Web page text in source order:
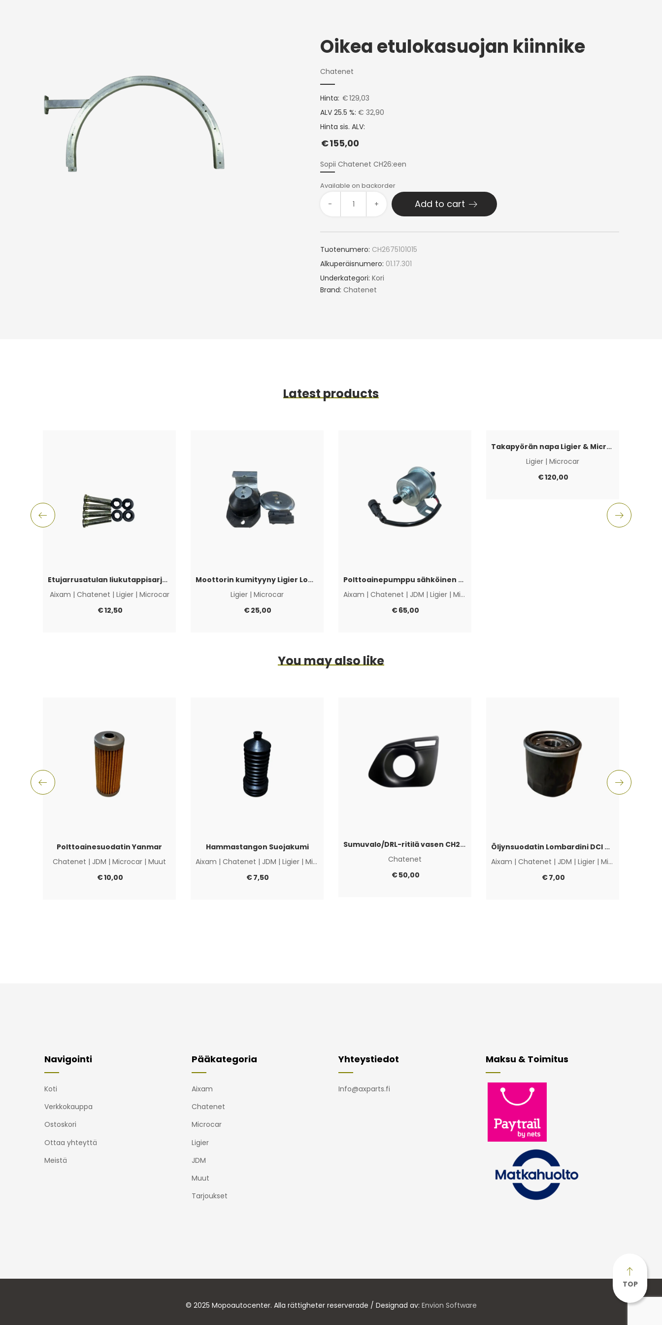
Oikea etulokasuojan kiinnike
Chatenet
Hinta: €129,03
ALV 25.5 %: € 32,90
Hinta sis. ALV:
€155,00
Sopii Chatenet CH26:een
Available on backorder
- + Add to cart
Tuotenumero: CH2675101015
Alkuperäisnumero: 01.17.301
Underkategori: Kori
Brand: Chatenet
Latest products
Etujarrusatulan liukutappisarja Aixam, Ligier, Microcar & Chatenet
Aixam | Chatenet | Ligier| Microcar
€12,50
Moottorin kumityyny Ligier Lombardini Progress / DCI
Ligier | Microcar
€25,00
Polttoainepumppu sähköinen Lombardini Progress / DCI / FOCS
Aixam | Chatenet | JDM | Ligier | Microcar
€65,00
Takapyörän napa Ligier & Microcar 4×100
Ligier | Microcar
€120,00
You may also like
Polttoainesuodatin Yanmar
Chatenet | JDM | Microcar | Muut
€10,00
Hammastangon Suojakumi
Aixam | Chatenet | JDM | Ligier | Microcar
€7,50
Sumuvalo/DRL-ritilä vasen CH26 V2
Chatenet
€50,00
Öljynsuodatin Lombardini DCI 442 / 492 / HDI 480
Aixam | Chatenet | JDM | Ligier | Microcar
€7,00
Navigointi
Koti
Verkkokauppa
Ostoskori
Ottaa yhteyttä
Meistä
Pääkategoria
Aixam
Chatenet
Microcar
Ligier
JDM
Muut
Tarjoukset
Yhteystiedot
Info@axparts.fi
Maksu & Toimitus
TOP
© 2025 Mopoautocenter. Alla rättigheter reserverade / Designad av: Envion Software